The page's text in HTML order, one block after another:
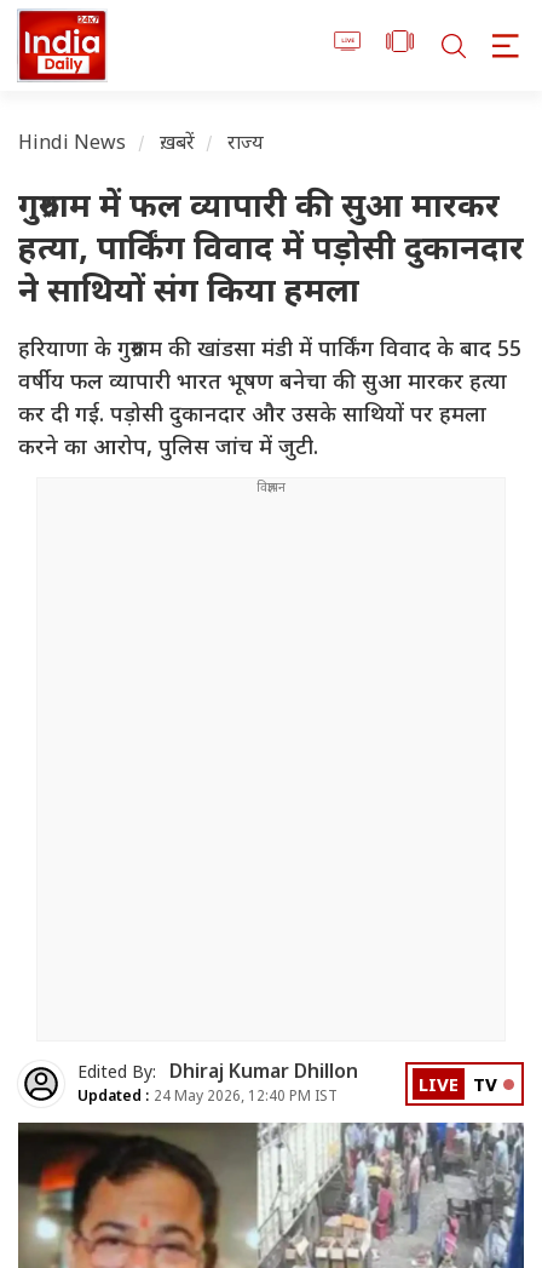
Hindi News ख़बरें राज्य
गुरुग्राम में फल व्यापारी की सुआ मारकर
हत्या, पार्किंग विवाद में पड़ोसी दुकानदार
ने साथियों संग किया हमला
हरियाणा के गुरुग्राम की खांडसा मंडी में पार्किंग विवाद के बाद 55
वर्षीय फल व्यापारी भारत भूषण बनेचा की सुआ मारकर हत्या
कर दी गई. पड़ोसी दुकानदार और उसके साथियों पर हमला
करने का आरोप, पुलिस जांच में जुटी.
Edited By: Dhiraj Kumar Dhillon
Updated : 24 May 2026, 12:40 PM IST LIVE TV